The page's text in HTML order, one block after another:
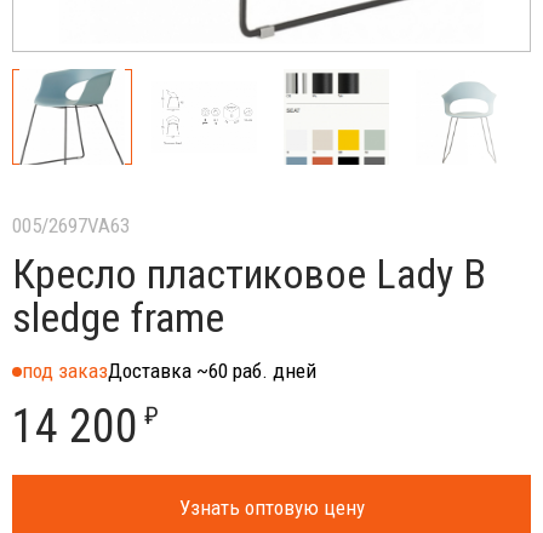
005/2697VA63
Кресло пластиковое Lady B
sledge frame
под заказДоставка ~60 раб. дней
14 200 ₽
Узнать оптовую цену